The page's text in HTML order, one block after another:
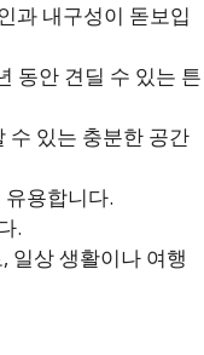
과 내구성이 돋보입
동안 견딜 수 있는 튼
수 있는 충분한 공간
용합니다.
.
일상 생활이나 여행